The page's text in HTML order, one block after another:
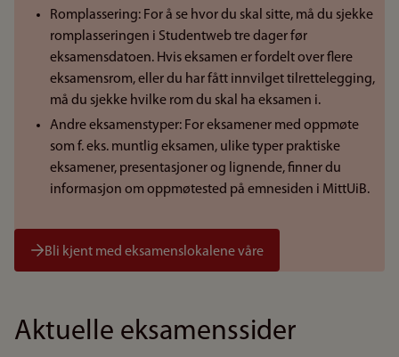
Romplassering: For å se hvor du skal sitte, må du sjekke
romplasseringen i Studentweb tre dager før
eksamensdatoen. Hvis eksamen er fordelt over flere
eksamensrom, eller du har fått innvilget tilrettelegging,
må du sjekke hvilke rom du skal ha eksamen i.
Andre eksamenstyper: For eksamener med oppmøte
som f. eks. muntlig eksamen, ulike typer praktiske
eksamener, presentasjoner og lignende, finner du
informasjon om oppmøtested på emnesiden i MittUiB.
Bli kjent med eksamenslokalene våre
Aktuelle eksamenssider